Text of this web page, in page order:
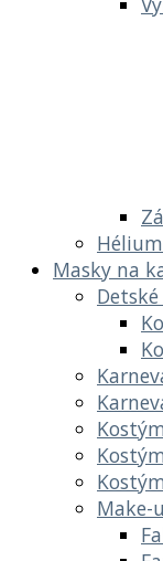
Masky na
Make-